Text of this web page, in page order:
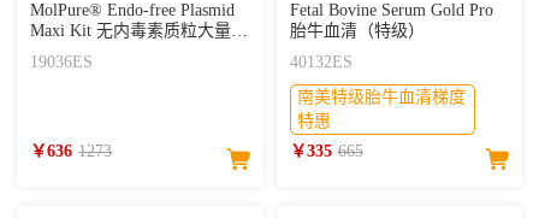
MolPure® Endo-free Plasmid
Maxi Kit 无内毒素质粒大量提
取试剂盒
19036ES
￥636 1273
Fetal Bovine Serum Gold Pro
胎牛血清（特级）
40132ES
南美特级胎牛血清梯度
特惠
￥335 665